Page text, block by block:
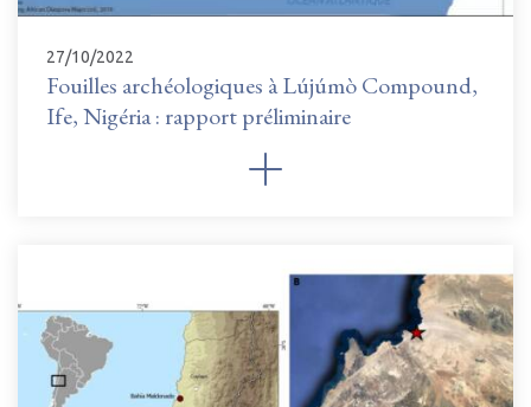
27/10/2022
Fouilles archéologiques à Lújúmò Compound,
Ife, Nigéria : rapport préliminaire